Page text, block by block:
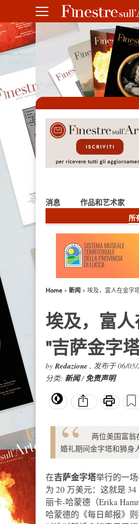
消息
所
作品和艺术家
Home 新闻 埃及，富人在金字
埃及，富
"吉萨金字
byRedazione , 发布于 06/05/
分类: 新闻/免责声明
两位美国富翁
婚礼期间金字塔和狮身
在吉萨金字塔举行的一
为 20 万美元：这就是
丽卡-哈蒙德（Erika
哈蒙德的《每日邮报》